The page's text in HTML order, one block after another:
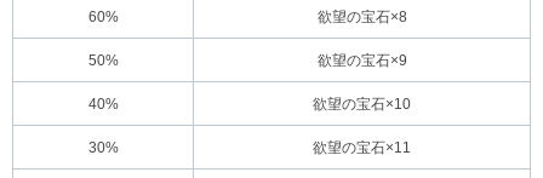
60% 欲望の宝石×8
50% 欲望の宝石×9
40% 欲望の宝石×10
30% 欲望の宝石×11